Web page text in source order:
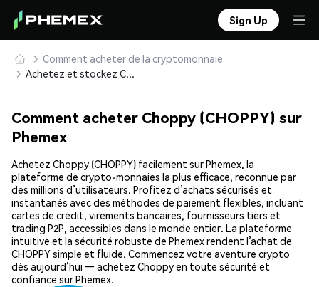
Sign Up
Comment acheter de la cryptomonnaie
Achetez et stockez Choppy (CHOPPY) en toute sécurité
Comment acheter Choppy (CHOPPY) sur
Phemex
Achetez Choppy (CHOPPY) facilement sur Phemex, la
plateforme de crypto-monnaies la plus efficace, reconnue par
des millions d’utilisateurs. Profitez d’achats sécurisés et
instantanés avec des méthodes de paiement flexibles, incluant
cartes de crédit, virements bancaires, fournisseurs tiers et
trading P2P, accessibles dans le monde entier. La plateforme
intuitive et la sécurité robuste de Phemex rendent l’achat de
CHOPPY simple et fluide. Commencez votre aventure crypto
dès aujourd’hui — achetez Choppy en toute sécurité et
confiance sur Phemex.